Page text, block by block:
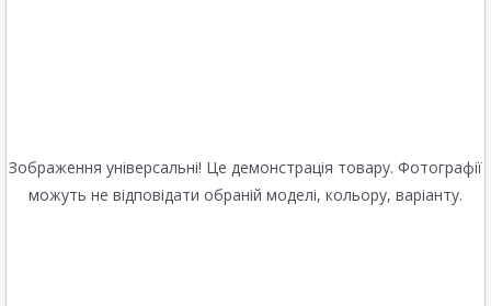
Зображення універсальні! Це демонстрація товару. Фотографії
можуть не відповідати обраній моделі, кольору, варіанту.